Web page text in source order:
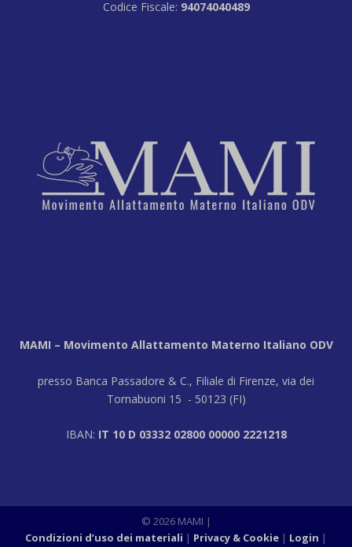
Codice Fiscale: 94074040489
MAMI – Movimento Allattamento Materno Italiano ODV
presso Banca Passadore & C., Filiale di Firenze, via dei
Tornabuoni 15 - 50123 (FI)
IBAN: IT 10 D 03332 02800 00000 2221218
© 2026 MAMI |
Condizioni d’uso dei materiali
Privacy & Cookie Login |